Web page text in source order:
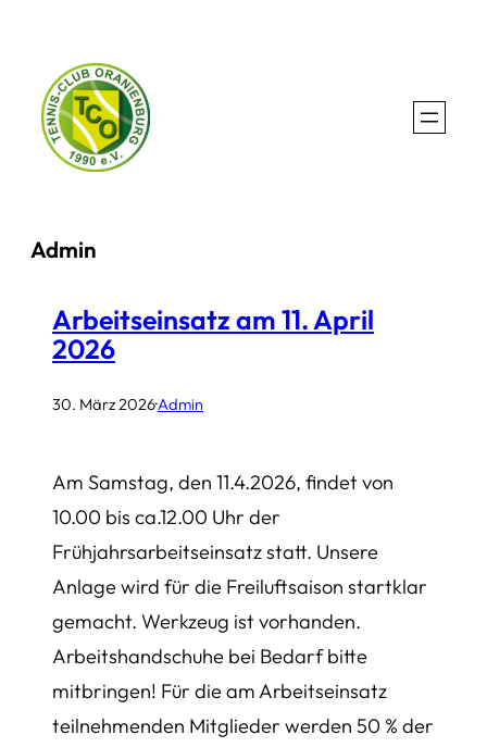
springen
Admin
Arbeitseinsatz am 11. April
2026
30. März 2026·Admin
Am Samstag, den 11.4.2026, findet von
10.00 bis ca.12.00 Uhr der
Frühjahrsarbeitseinsatz statt. Unsere
Anlage wird für die Freiluftsaison startklar
gemacht. Werkzeug ist vorhanden.
Arbeitshandschuhe bei Bedarf bitte
mitbringen! Für die am Arbeitseinsatz
teilnehmenden Mitglieder werden 50 % der